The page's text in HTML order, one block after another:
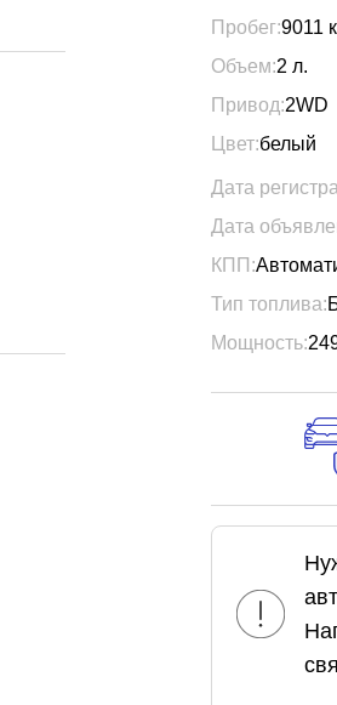
Пробег:9011
Объем:2 л.
Привод:2WD
Цвет:белый
Дата
Дата
КПП:
Тип топлива:
Мощность: